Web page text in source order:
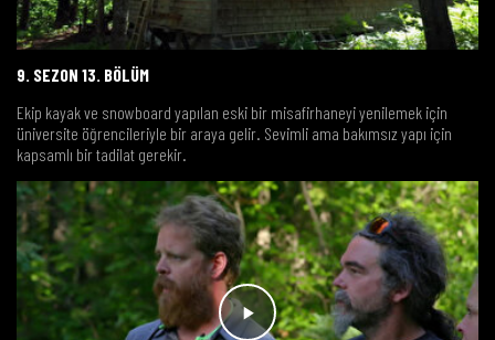
9. SEZON 13. BÖLÜM
Ekip kayak ve snowboard yapılan eski bir misafirhaneyi yenilemek için
üniversite öğrencileriyle bir araya gelir. Sevimli ama bakımsız yapı için
kapsamlı bir tadilat gerekir.